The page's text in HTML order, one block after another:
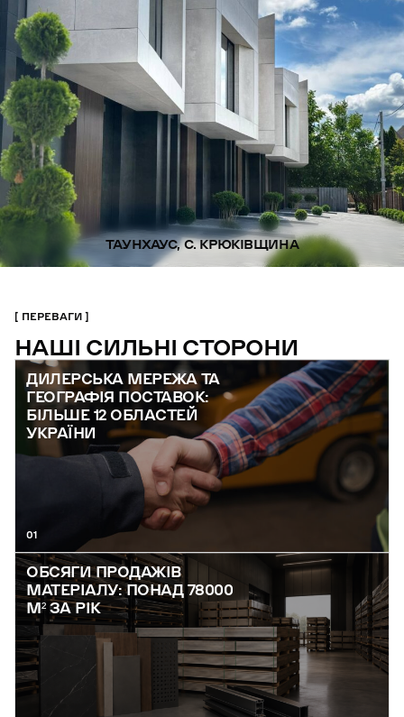
ТАУНХАУС, С. КРЮКІВЩИНА
ПЕРЕВАГИ
НАШІ СИЛЬНІ СТОРОНИ
ДИЛЕРСЬКА МЕРЕЖА ТА
ГЕОГРАФІЯ ПОСТАВОК:
БІЛЬШЕ 12 ОБЛАСТЕЙ
УКРАЇНИ
01
ОБСЯГИ ПРОДАЖІВ
МАТЕРІАЛУ: ПОНАД 78000
М² ЗА РІК